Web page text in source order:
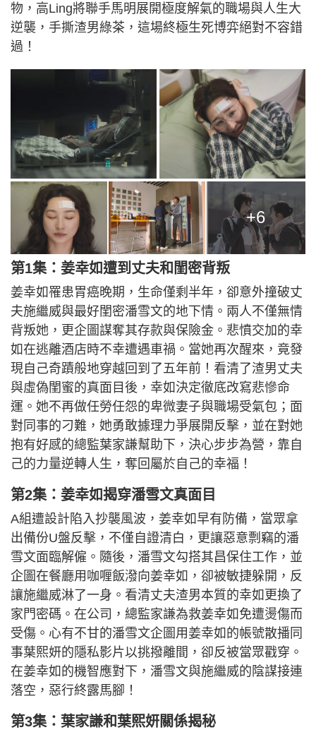
物，高Ling將聯手馬明展開極度解氣的職場與人生大
逆襲，手撕渣男綠茶，這場終極生死博弈絕對不容錯
過！
+6
第1集：姜幸如遭到丈夫和閨密背叛
姜幸如罹患胃癌晚期，生命僅剩半年，卻意外撞破丈
夫施繼威與最好閨密潘雪文的地下情。兩人不僅無情
背叛她，更企圖謀奪其存款與保險金。悲憤交加的幸
如在逃離酒店時不幸遭遇車禍。當她再次醒來，竟發
現自己奇蹟般地穿越回到了五年前！看清了渣男丈夫
與虛偽閨蜜的真面目後，幸如決定徹底改寫悲慘命
運。她不再做任勞任怨的卑微妻子與職場受氣包；面
對同事的刁難，她勇敢據理力爭展開反擊，並在對她
抱有好感的總監葉家謙幫助下，決心步步為營，靠自
己的力量逆轉人生，奪回屬於自己的幸福！
第2集：姜幸如揭穿潘雪文真面目
A組遭設計陷入抄襲風波，姜幸如早有防備，當眾拿
出備份U盤反擊，不僅自證清白，更讓惡意剽竊的潘
雪文面臨解僱。隨後，潘雪文勾搭其昌保住工作，並
企圖在餐廳用咖喱飯潑向姜幸如，卻被敏捷躲開，反
讓施繼威淋了一身。看清丈夫渣男本質的幸如更換了
家門密碼。在公司，總監家謙為救姜幸如免遭燙傷而
受傷。心有不甘的潘雪文企圖用姜幸如的帳號散播同
事葉熙妍的隱私影片以挑撥離間，卻反被當眾戳穿。
在姜幸如的機智應對下，潘雪文與施繼威的陰謀接連
落空，惡行終露馬腳！
第3集：葉家謙和葉熙妍關係揭秘